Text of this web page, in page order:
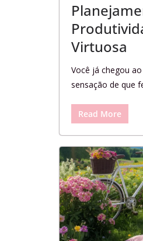
Virtuosa
Você já chegou
sensação de que
Read More